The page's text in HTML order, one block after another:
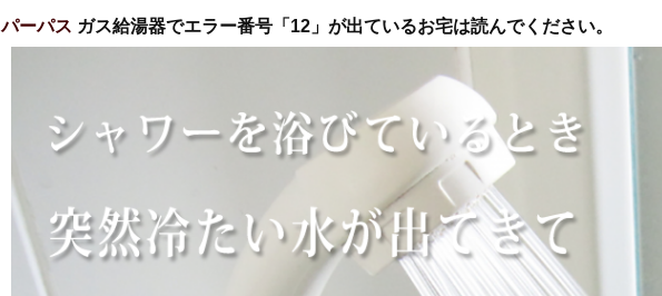
パーパス ガス給湯器でエラー番号「12」が出ているお宅は読んでください。